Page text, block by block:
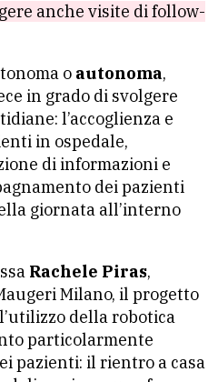
anche visite di follow-
o autonoma,
in grado di svolgere
l’accoglienza e
in ospedale,
di informazioni e
dei pazienti
giornata all’interno
Rachele Piras,
Milano, il progetto
della robotica
particolarmente
pazienti: il rientro a casa